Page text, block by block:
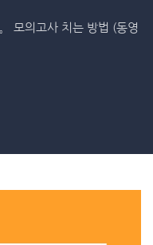
모의고사 치는 방법 (동영